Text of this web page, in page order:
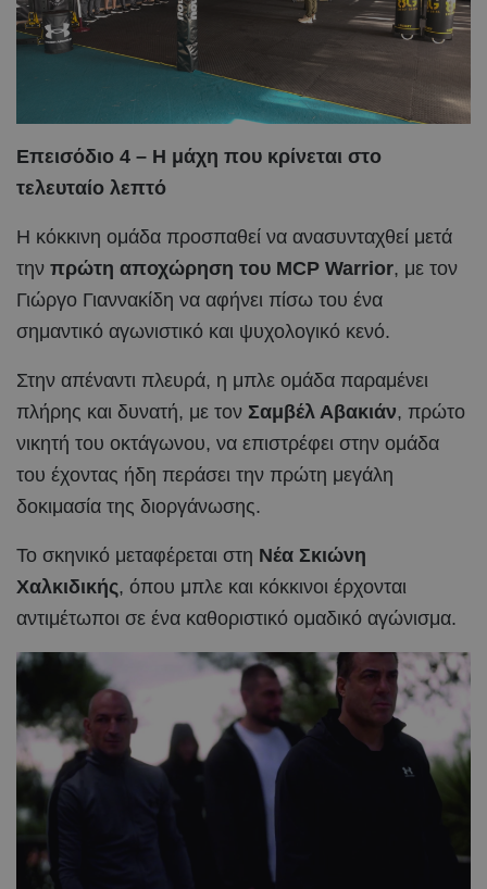
Επεισόδιο 4 – Η μάχη που κρίνεται στο
τελευταίο λεπτό
Η κόκκινη ομάδα προσπαθεί να ανασυνταχθεί μετά
την πρώτη αποχώρηση του MCP Warrior, με τον
Γιώργο Γιαννακίδη να αφήνει πίσω του ένα
σημαντικό αγωνιστικό και ψυχολογικό κενό.
Στην απέναντι πλευρά, η μπλε ομάδα παραμένει
πλήρης και δυνατή, με τον Σαμβέλ Αβακιάν, πρώτο
νικητή του οκτάγωνου, να επιστρέφει στην ομάδα
του έχοντας ήδη περάσει την πρώτη μεγάλη
δοκιμασία της διοργάνωσης.
Το σκηνικό μεταφέρεται στη Νέα Σκιώνη
Χαλκιδικής, όπου μπλε και κόκκινοι έρχονται
αντιμέτωποι σε ένα καθοριστικό ομαδικό αγώνισμα.